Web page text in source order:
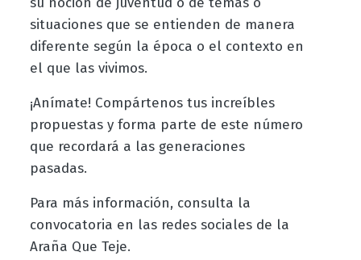
situaciones que se entienden de manera
diferente según la época o el contexto en
el que las vivimos.
¡Anímate! Compártenos tus increíbles
propuestas y forma parte de este número
que recordará a las generaciones
pasadas.
Para más información, consulta la
convocatoria en las redes sociales de la
Araña Que Teje.